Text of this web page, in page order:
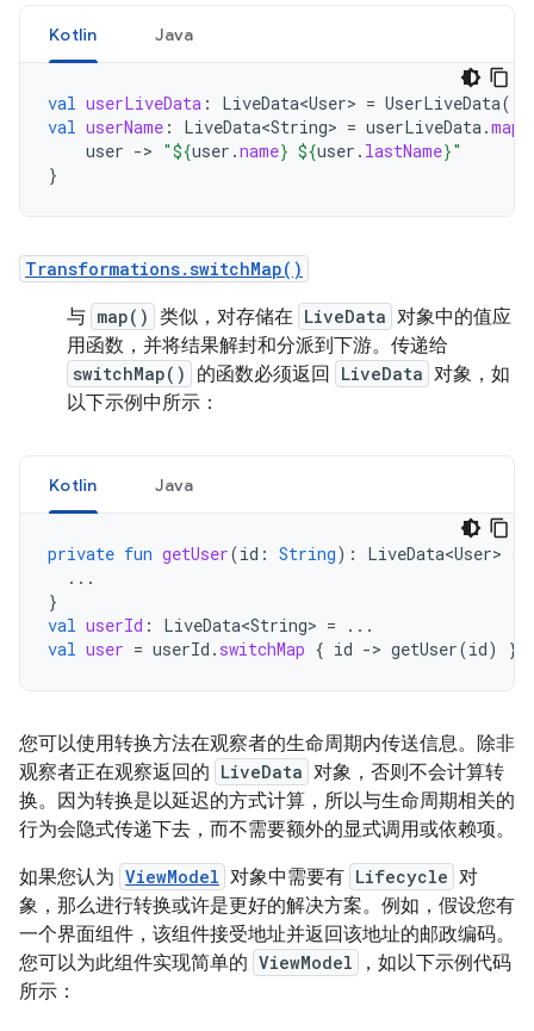
Kotlin Java
val userLiveData : LiveData<User> = UserLiveData()
val userName : LiveData<String> = userLiveData.map
user -> "${user .name} ${user . lastName}"
}
Transformations.switchMap()
与 map() 类似，对存储在 LiveData 对象中的值应
用函数，并将结果解封和分派到下游。传递给
switchMap() 的函数必须返回 LiveData 对象，如
以下示例中所示：
Kotlin Java
private fun getUser(id : String): LiveData<User> {
...
}
val userId : LiveData<String> =
...
val user = userId . switchMap { id -> getUser(id) }
您可以使用转换方法在观察者的生命周期内传送信息。除非
观察者正在观察返回的 LiveData 对象，否则不会计算转
换。因为转换是以延迟的方式计算，所以与生命周期相关的
行为会隐式传递下去，而不需要额外的显式调用或依赖项。
如果您认为 ViewModel 对象中需要有 Lifecycle 对
象，那么进行转换或许是更好的解决方案。例如，假设您有
一个界面组件，该组件接受地址并返回该地址的邮政编码。
您可以为此组件实现简单的 ViewModel
，如以下示例代码
所示：